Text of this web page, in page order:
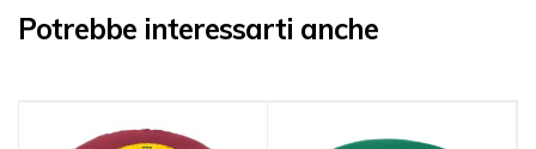
Potrebbe interessarti anche